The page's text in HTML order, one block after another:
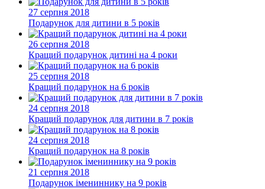
27 серпня 2018
Подарунок для дитини в 5 років
26 серпня 2018
Кращий подарунок дитині на 4 роки
25 серпня 2018
Кращий подарунок на 6 років
24 серпня 2018
Кращий подарунок для дитини в 7 років
24 серпня 2018
Кращий подарунок на 8 років
21 серпня 2018
Подарунок імениннику на 9 років